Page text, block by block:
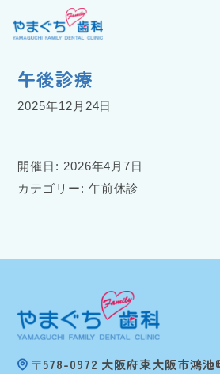
やまぐちファミリー歯科
午後診療
2025年12月24日
開催日: 2026年4月7日
カテゴリー: 午前休診
〒578-0972 大阪府東大阪市鴻池